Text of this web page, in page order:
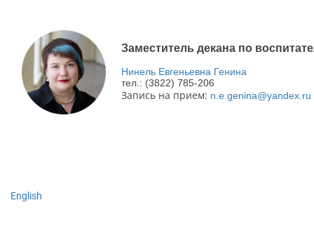
Заместитель декана по
Нинель Евгеньевна Генина
тел.: (3822) 785-206
Запись на прием: n.e.genina@yandex.ru
English